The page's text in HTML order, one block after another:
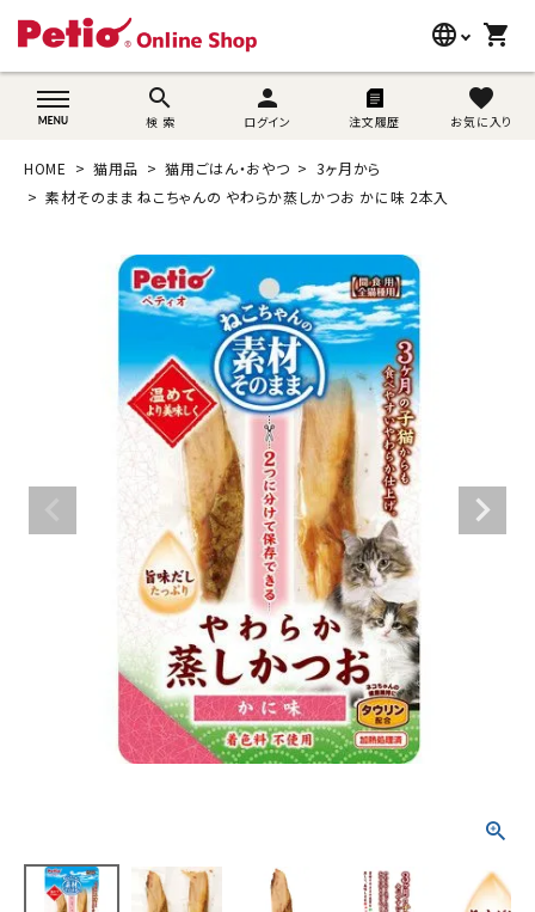
language
wovn-lang-name
shopping_cart
search
検 索
person
ログイン 注文履歴
favorite
お気に入り
search
猫用品
うさぎ用品
ブランド別に探す
目的別に探す
ACCOUNT MENU
ようこそ ゲスト 様
person 新規会員登録
HOME 猫用品 猫用ごはん・おやつ
3ヶ月から
素材そのまま ねこちゃんの やわらか蒸しかつお かに味 2本入